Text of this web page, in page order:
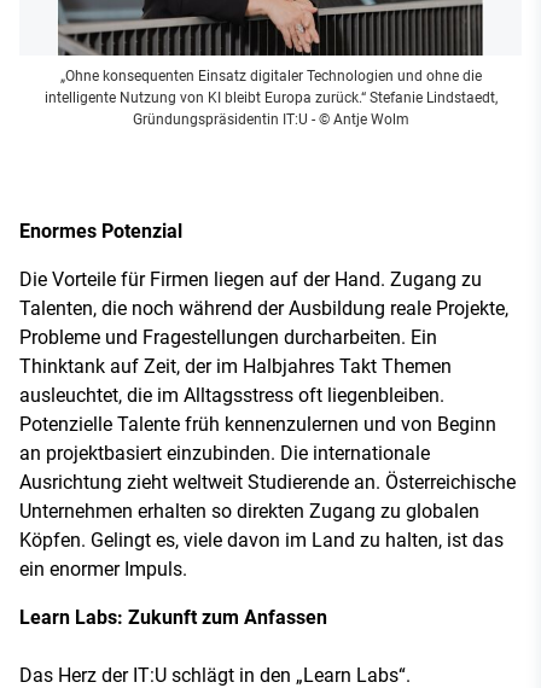
„Ohne konsequenten Einsatz digitaler Technologien und ohne die
intelligente Nutzung von KI bleibt Europa zurück.“ Stefanie Lindstaedt,
Gründungspräsidentin IT:U - © Antje Wolm
Enormes Potenzial
Die Vorteile für Firmen liegen auf der Hand. Zugang zu
Talenten, die noch während der Ausbildung reale Projekte,
Probleme und Fragestellungen durcharbeiten. Ein
Thinktank auf Zeit, der im Halbjahres Takt Themen
ausleuchtet, die im Alltagsstress oft liegenbleiben.
Potenzielle Talente früh kennenzulernen und von Beginn
an projektbasiert einzubinden. Die internationale
Ausrichtung zieht weltweit Studierende an. Österreichische
Unternehmen erhalten so direkten Zugang zu globalen
Köpfen. Gelingt es, viele davon im Land zu halten, ist das
ein enormer Impuls.
Learn Labs: Zukunft zum Anfassen
Das Herz der IT:U schlägt in den „Learn Labs“.